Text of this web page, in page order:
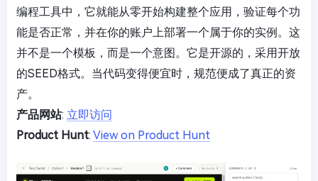
编程工具中，它就能从零开始构建整个应用，验证每个功
能是否正常，并在你的账户上部署一个属于你的实例。这
并不是一个模板，而是一个意图。它是开源的，采用开放
的SEED格式。当代码变得便宜时，规范便成了真正的资
产。
产品网站: 立即访问
Product Hunt: View on Product Hunt